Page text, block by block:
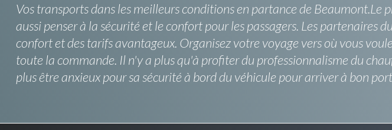
Vos transports dans les meilleurs conditions en partance de
aussi penser à la sécurité et le confort pour les passagers. Les
confort et des tarifs avantageux. Organisez votre voyage vers où vous
toute la commande. Il n'y a plus qu'à profiter du professionnalisme du
plus être anxieux pour sa sécurité à bord du véhicule pour arriver à bon